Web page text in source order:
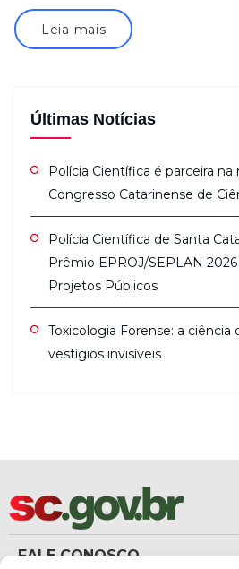
Leia mais
Últimas Notícias
Polícia Científica é parceira na
Congresso Catarinense de
Polícia Científica de Santa
Prêmio EPROJ/SEPLAN
Projetos Públicos
Toxicologia Forense: a ciência
vestígios invisíveis
FALE CONOSCO